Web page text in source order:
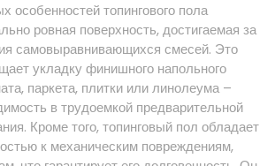
особенностей топингового пола
ровная поверхность, достигаемая за
самовыравнивающихся смесей. Это
укладку финишного напольного
паркета, плитки или линолеума –
в трудоемкой предварительной
Кроме того, топинговый пол обладает
к механическим повреждениям,